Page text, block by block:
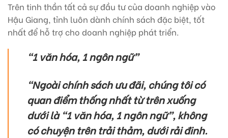
Trên tinh thần tất cả sự đầu tư của doanh nghiệp vào
Hậu Giang, tỉnh luôn dành chính sách đặc biệt, tốt
nhất để hỗ trợ cho doanh nghiệp phát triển.
“1 văn hóa, 1 ngôn ngữ”
“Ngoài chính sách ưu đãi, chúng tôi có
quan điểm thống nhất từ trên xuống
dưới là “1 văn hóa, 1 ngôn ngữ”, không
có chuyện trên trải thảm, dưới rải đinh.